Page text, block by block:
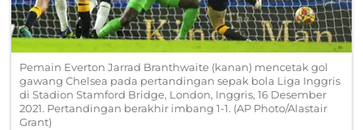
Pemain Everton Jarrad Branthwaite (kanan) mencetak gol
gawang Chelsea pada pertandingan sepak bola Liga Inggris
di Stadion Stamford Bridge, London, Inggris, 16 Desember
2021. Pertandingan berakhir imbang 1-1. (AP Photo/Alastair
Grant)